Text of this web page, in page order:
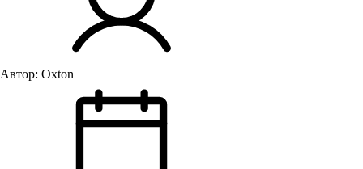
Автор: Oxton